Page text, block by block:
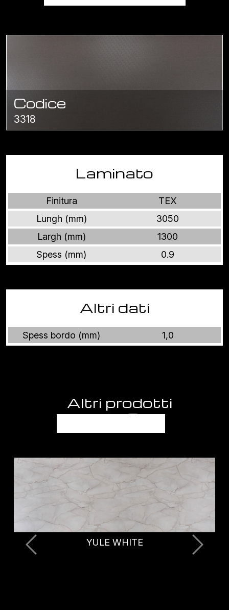
Codice
3318
Laminato
Finitura
TEX
Lungh (mm)
3050
Largh (mm)
1300
Spess (mm)
0.9
Altri dati
Spess bordo (mm) 1,0
Altri prodotti
FANTASIE
WHITE